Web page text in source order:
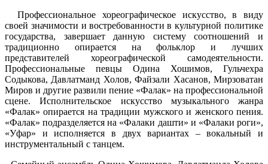
Профессиональное хореографическое искусство, в виду
своей значимости и востребованности в культурной политике
государства, завершает данную систему соотношений и
традиционно опирается на фольклор и лучших
представителей хореографической самодеятельности.
Профессиональные певцы Одина Хошимов, Гульчехра
Содыкова, Давлатманд Холов, Файзали Хасанов, Мирзоватан
Миров и другие развили пение «Фалак» на профессиональной
сцене. Исполнительское искусство музыкального жанра
«Фалак» опирается на традиции мужского и женского пения.
«Фалак» подразделяется на «Фалаки дашти» и «Фалаки роги»,
«Уфар» и исполняется в двух вариантах – вокальный и
инструментальный с танцем.